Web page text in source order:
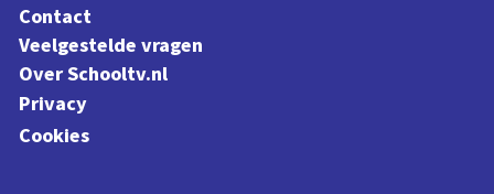
Contact
Veelgestelde vragen
Over Schooltv.nl
Privacy
Cookies